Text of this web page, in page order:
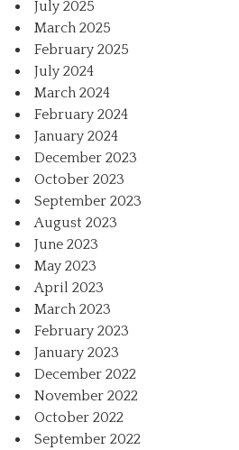
July 2025
March 2025
February 2025
July 2024
March 2024
February 2024
January 2024
December 2023
October 2023
September 2023
August 2023
June 2023
May 2023
April 2023
March 2023
February 2023
January 2023
December 2022
November 2022
October 2022
September 2022